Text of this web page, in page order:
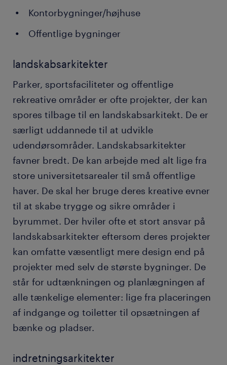
Kontorbygninger/højhuse
Offentlige bygninger
landskabsarkitekter
Parker, sportsfaciliteter og offentlige
rekreative områder er ofte projekter, der kan
spores tilbage til en landskabsarkitekt. De er
særligt uddannede til at udvikle
udendørsområder. Landskabsarkitekter
favner bredt. De kan arbejde med alt lige fra
store universitetsarealer til små offentlige
haver. De skal her bruge deres kreative evner
til at skabe trygge og sikre områder i
byrummet. Der hviler ofte et stort ansvar på
landskabsarkitekter eftersom deres projekter
kan omfatte væsentligt mere design end på
projekter med selv de største bygninger. De
står for udtænkningen og planlægningen af
alle tænkelige elementer: lige fra placeringen
af indgange og toiletter til opsætningen af
bænke og pladser.
indretningsarkitekter